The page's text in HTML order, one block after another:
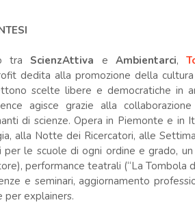
tra ScienzAttiva e Ambientarci,
dedita alla promozione della
scelte libere e democratiche in
agisce grazie alla
di scienze. Opera in Piemonte e in
alla Notte dei Ricercatori, alle
le scuole di ogni ordine e grado,
performance teatrali (“La Tombola
e seminari, aggiornamento
per explainers.